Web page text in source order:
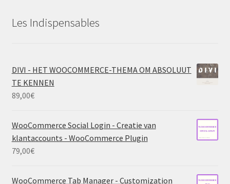
Les Indispensables
DIVI - HET WOOCOMMERCE-THEMA OM ABSOLUUT
TE KENNEN
89,00€
WooCommerce Social Login - Creatie van
klantaccounts - WooCommerce Plugin
79,00€
WooCommerce Tab Manager - Customization